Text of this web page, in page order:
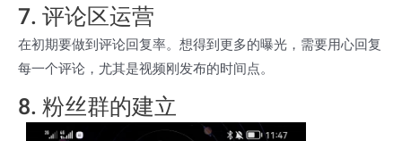
7. 评论区运营
在初期要做到评论回复率。想得到更多的曝光，需要用心回复
每一个评论，尤其是视频刚发布的时间点。
8. 粉丝群的建立